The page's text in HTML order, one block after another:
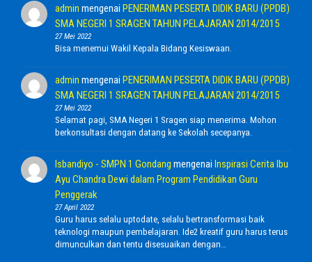
admin mengenai PENERIMAN PESERTA DIDIK BARU (PPDB)
SMA NEGERI 1 SRAGEN TAHUN PELAJARAN 2014/2015
27 Mei 2022
Bisa menemui Wakil Kepala Bidang Kesiswaan.
admin mengenai PENERIMAN PESERTA DIDIK BARU (PPDB)
SMA NEGERI 1 SRAGEN TAHUN PELAJARAN 2014/2015
27 Mei 2022
Selamat pagi, SMA Negeri 1 Sragen siap menerima. Mohon
berkonsultasi dengan datang ke Sekolah secepanya.
Isbandiyo - SMPN 1 Gondang mengenai Inspirasi Cerita Ibu
Ayu Chandra Dewi dalam Program Pendidikan Guru
Penggerak
27 April 2022
Guru harus selalu uptodate, selalu bertransformasi baik
teknologi maupun pembelajaran. Ide2 kreatif guru harus terus
dimunculkan dan tentu disesuaikan dengan…